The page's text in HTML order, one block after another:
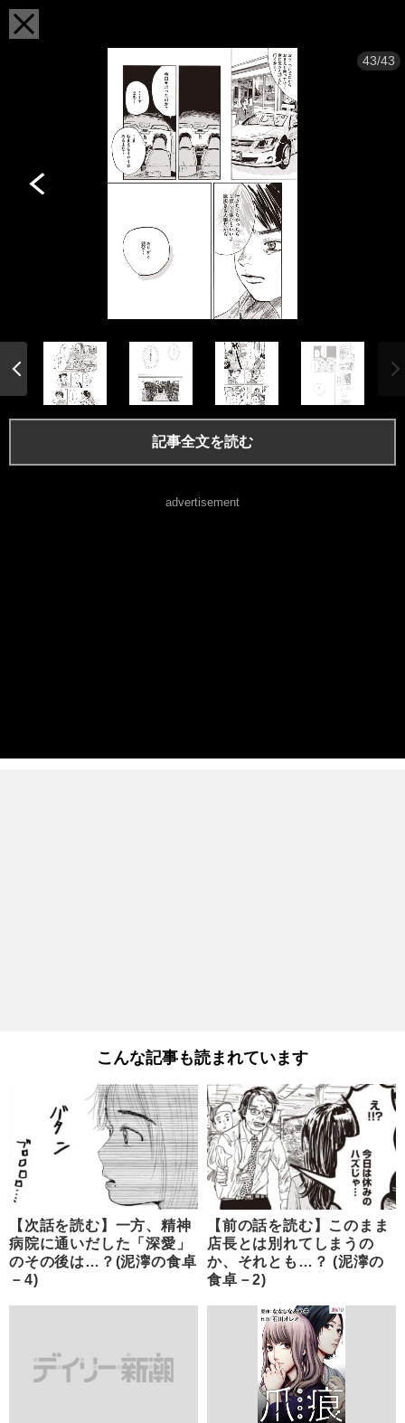
43/43
記事全文を読む
advertisement
こんな記事も読まれています
【次話を読む】一方、精神
病院に通いだした「深愛」
のその後は…？(泥濘の食卓
－4)
【前の話を読む】このまま
店長とは別れてしまうの
か、それとも…？ (泥濘の
食卓－2)